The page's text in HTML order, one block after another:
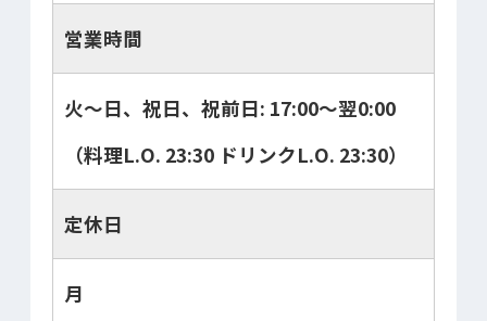
営業時間
火～日、祝日、祝前日: 17:00～翌0:00
（料理L.O. 23:30 ドリンクL.O. 23:30）
定休日
月